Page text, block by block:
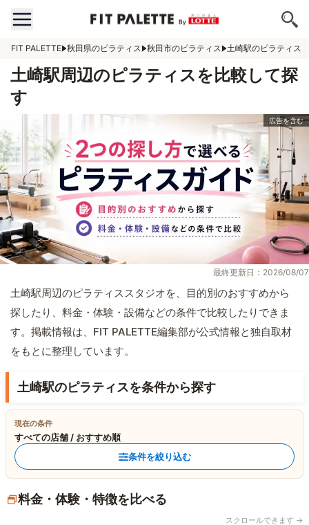
FIT PALETTE 秋田県のピラティス 秋田市のピラティス 土崎駅のピラティス
土崎駅周辺のピラティスを比較して探
す
最終更新日：2026/08/07
土崎駅周辺のピラティススタジオを、目的別のおすすめから
探したり、料金・体験・設備などの条件で比較したりできま
す。掲載情報は、FIT PALETTE編集部が公式情報と独自取材
をもとに整理しています。
土崎駅のピラティスを条件から探す
現在の条件
すべての店舗 / おすすめ順
条件を絞り込む
料金・体験・特徴を比べる
スクロールできます →